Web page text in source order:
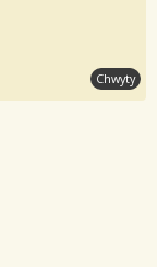
Chwyty